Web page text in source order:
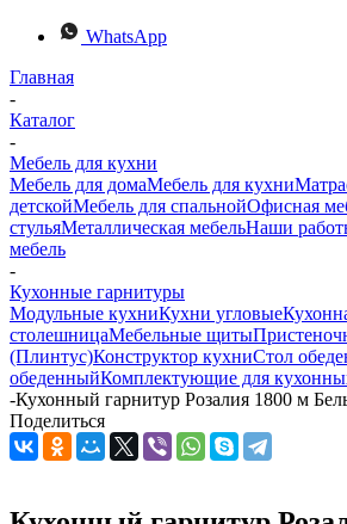
WhatsApp
Главная
-
Каталог
-
Мебель для кухни
Мебель для домаМебель для кухни
детскойМебель для спальнойОфисная
стульяМеталлическая мебельНаши
мебель
-
Кухонные гарнитуры
Модульные кухниКухни угловые
столешницаМебельные щиты
(Плинтус)Конструктор кухниСтол
обеденныйКомплектующие для
-Кухонный гарнитур Розалия 1800 м
Поделиться